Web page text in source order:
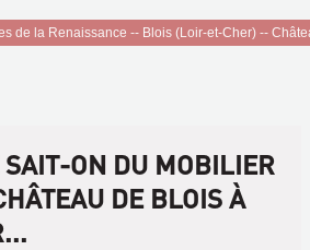
de la Renaissance -- Blois (Loir-et-Cher) --
SAIT-ON DU MOBILIER
DE BLOIS À